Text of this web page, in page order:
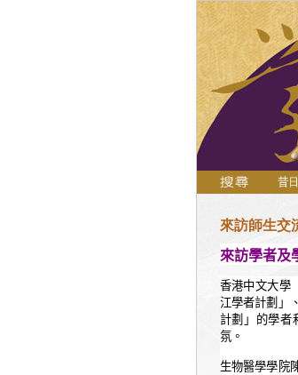
來訪師生交
來訪學者及
香港中文大學
江學者計劃」
計劃」的學者
氛。
生物醫學學院